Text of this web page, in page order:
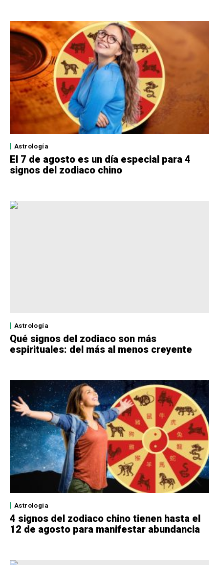
Astrología
El 7 de agosto es un día especial para 4
signos del zodiaco chino
Astrología
Qué signos del zodiaco son más
espirituales: del más al menos creyente
Astrología
4 signos del zodiaco chino tienen hasta el
12 de agosto para manifestar abundancia